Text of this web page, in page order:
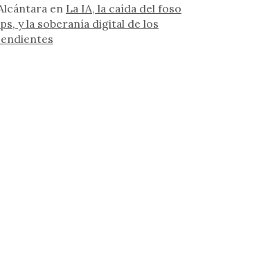
en La IA, la caída del foso
y la soberanía digital de los